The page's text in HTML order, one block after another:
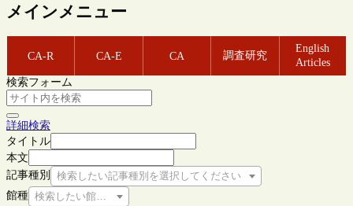
メインメニュー
CA-R CA-E CA 調査研究
English
Articles
検索フォーム
詳細検索
タイトル
本文
記事種別
検索したい記事種別を選択してください
館種 検索したい館種を選択してください